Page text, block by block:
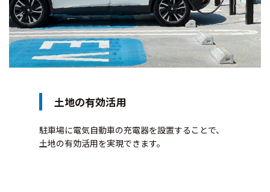
土地の有効活用
駐車場に電気自動車の充電器を設置することで、
土地の有効活用を実現できます。